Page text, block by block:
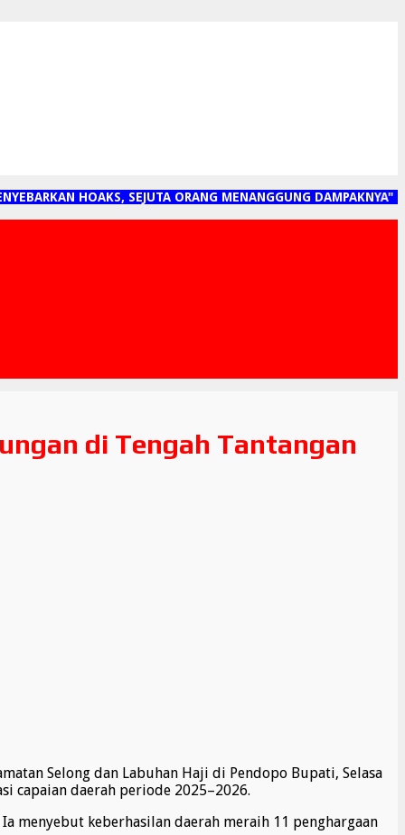
HOAKS, SEJUTA ORANG MENANGGUNG DAMPAKNYA"
di Tengah Tantangan
Selong dan Labuhan Haji di Pendopo Bupati, Selasa
capaian daerah periode 2025–2026.
menyebut keberhasilan daerah meraih 11 penghargaan